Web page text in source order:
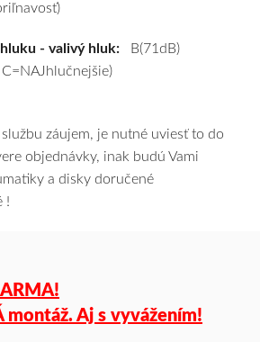
- valivý hluk: B(71dB)
záujem, je nutné uviesť to do
objednávky, inak budú Vami
a disky doručené
!
montáž. Aj s vyvážením!